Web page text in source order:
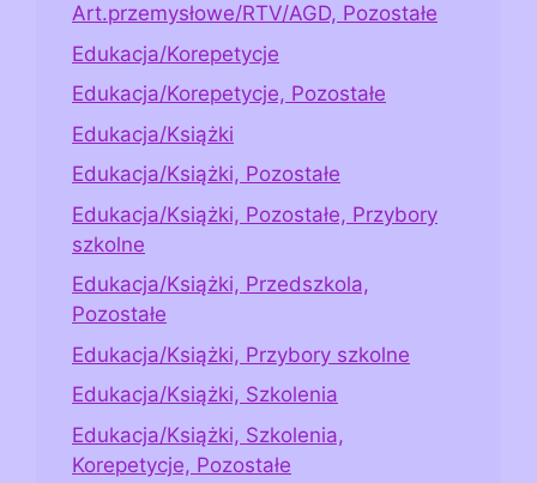
Art.przemysłowe/RTV/AGD, Pozostałe
Edukacja/Korepetycje
Edukacja/Korepetycje, Pozostałe
Edukacja/Książki
Edukacja/Książki, Pozostałe
Edukacja/Książki, Pozostałe, Przybory
szkolne
Edukacja/Książki, Przedszkola,
Pozostałe
Edukacja/Książki, Przybory szkolne
Edukacja/Książki, Szkolenia
Edukacja/Książki, Szkolenia,
Korepetycje, Pozostałe